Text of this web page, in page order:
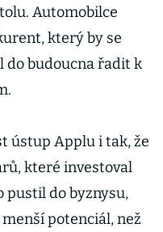
Automobilce
který by se
do budoucna řadit k
ústup Applu i tak, že
které investoval
pustil do byznysu,
potenciál, než